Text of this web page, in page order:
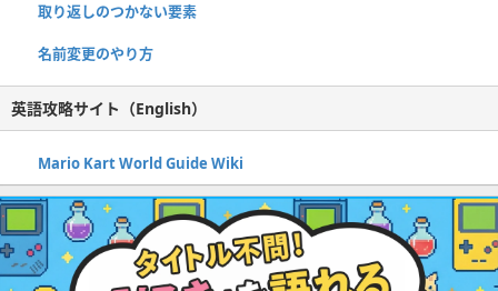
取り返しのつかない要素
名前変更のやり方
英語攻略サイト（English）
Mario Kart World Guide Wiki